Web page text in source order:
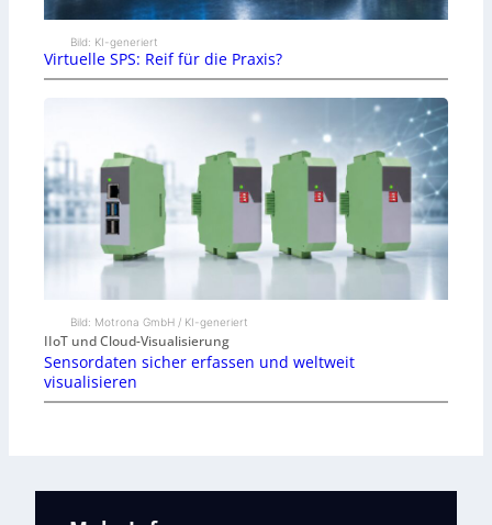
Bild: KI-generiert
Virtuelle SPS: Reif für die Praxis?
Bild: Motrona GmbH / KI-generiert
IIoT und Cloud-Visualisierung
Sensordaten sicher erfassen und weltweit
visualisieren